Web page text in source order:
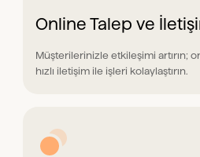
Online Talep ve
Müşterilerinizle etkileşimi artırın;
hızlı iletişim ile işleri kolaylaştırın.